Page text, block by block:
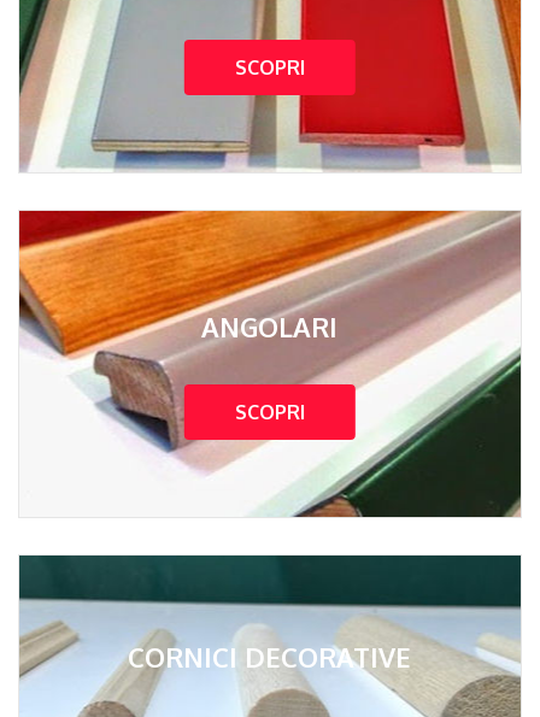
SCOPRI
ANGOLARI
SCOPRI
CORNICI DECORATIVE